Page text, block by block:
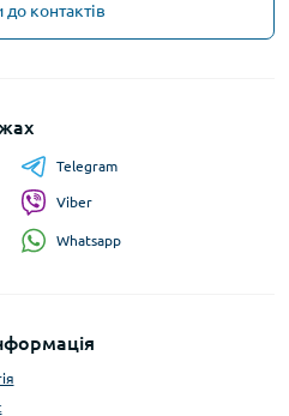
контактів
Telegram
Viber
Whatsapp